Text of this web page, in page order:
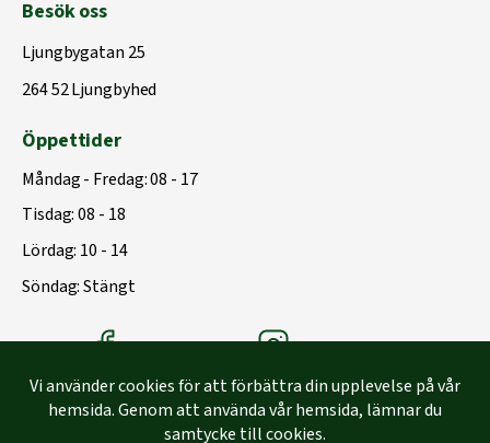
Besök oss
Ljungbygatan 25
264 52 Ljungbyhed
Öppettider
Måndag - Fredag: 08 - 17
Tisdag: 08 - 18
Lördag: 10 - 14
Söndag: Stängt
Träbolagets FacebookTräbolagets instagram